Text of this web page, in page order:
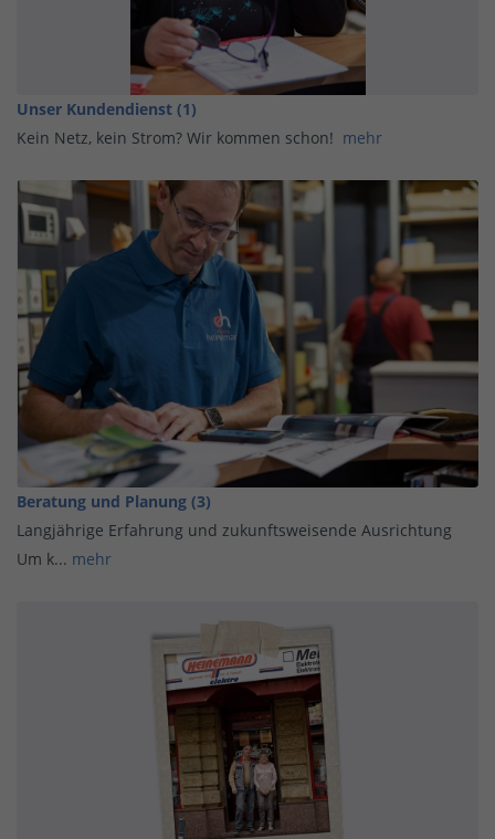
Unser Kundendienst (1)
Kein Netz, kein Strom? Wir kommen schon! mehr
Beratung und Planung (3)
Langjährige Erfahrung und zukunftsweisende Ausrichtung
Um k... mehr